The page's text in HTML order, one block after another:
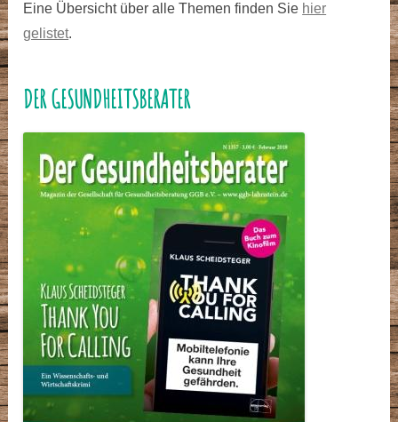
Eine Übersicht über alle Themen finden Sie hier
gelistet.
DER GESUNDHEITSBERATER